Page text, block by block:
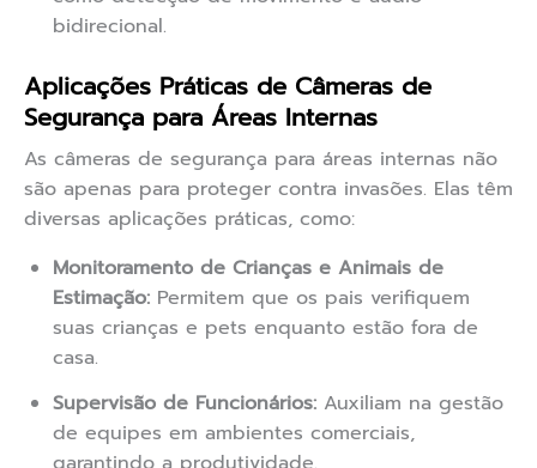
bidirecional.
Aplicações Práticas de Câmeras de
Segurança para Áreas Internas
As câmeras de segurança para áreas internas não
são apenas para proteger contra invasões. Elas têm
diversas aplicações práticas, como:
Monitoramento de Crianças e Animais de
Estimação: Permitem que os pais verifiquem
suas crianças e pets enquanto estão fora de
casa.
Supervisão de Funcionários: Auxiliam na gestão
de equipes em ambientes comerciais,